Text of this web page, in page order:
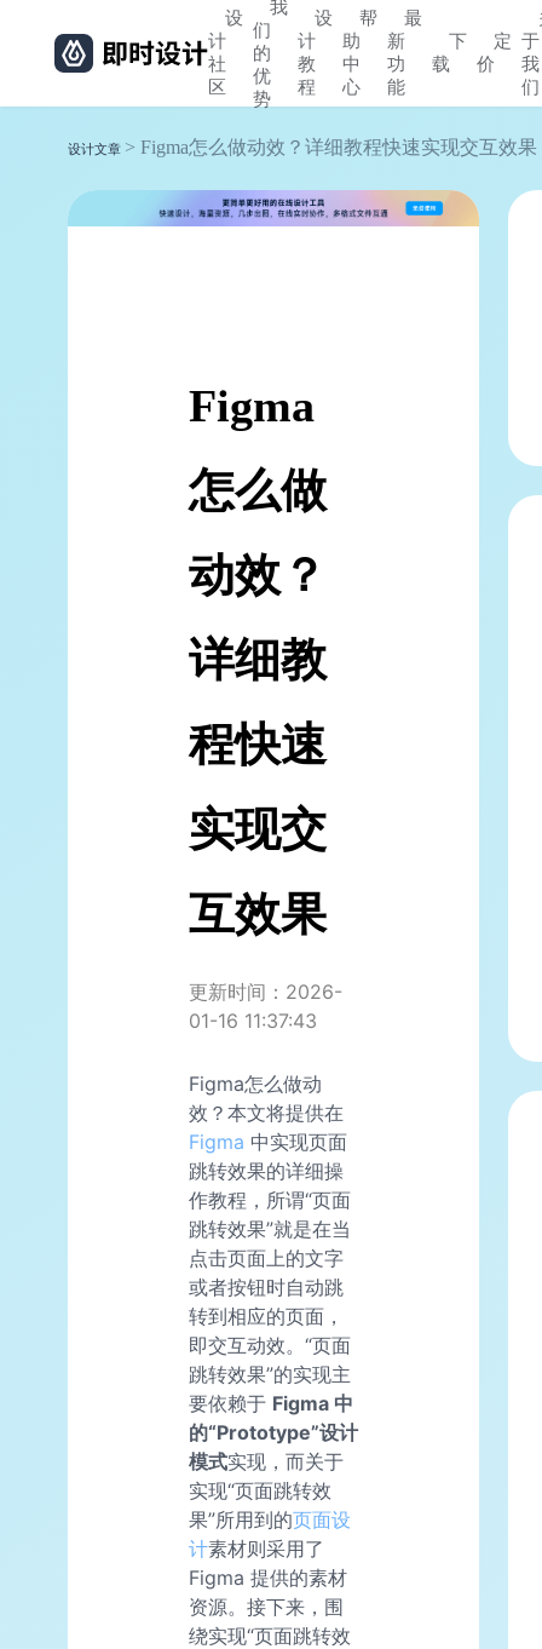
设
计
社
区
我
们
的
优
势
设
计
教
程
帮
助
中
心
最
新
功
能
下
载
定
价
于
我
们
设计文章 > Figma怎么做动效？详细教程快速实现交互效果
Figma
怎么做
动效？
详细教
程快速
实现交
互效果
更新时间：2026-
01-16 11:37:43
Figma怎么做动
效？本文将提供在
Figma 中实现页面
跳转效果的详细操
作教程，所谓“页面
跳转效果”就是在当
点击页面上的文字
或者按钮时自动跳
转到相应的页面，
即交互动效。“页面
跳转效果”的实现主
要依赖于 Figma 中
的“Prototype”设计
模式实现，而关于
实现“页面跳转效
果”所用到的页面设
计素材则采用了
Figma 提供的素材
资源。接下来，围
绕实现“页面跳转效